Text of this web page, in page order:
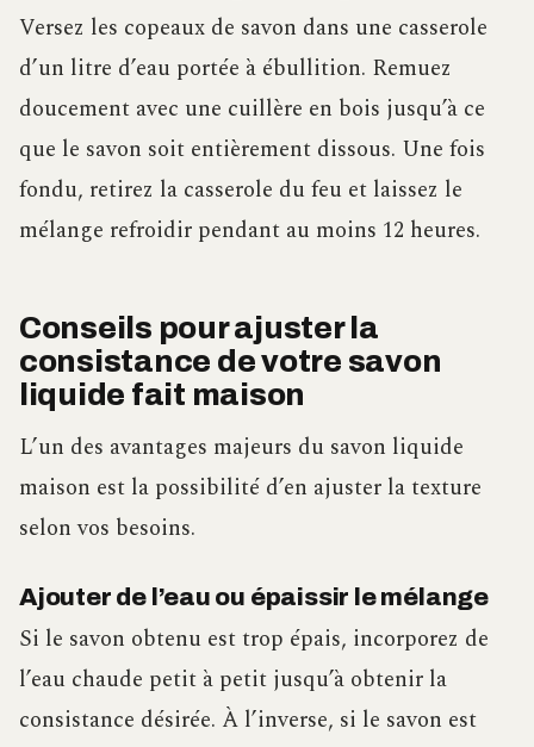
Versez les copeaux de savon dans une casserole
d’un litre d’eau portée à ébullition. Remuez
doucement avec une cuillère en bois jusqu’à ce
que le savon soit entièrement dissous. Une fois
fondu, retirez la casserole du feu et laissez le
mélange refroidir pendant au moins 12 heures.
Conseils pour ajuster la
consistance de votre savon
liquide fait maison
L’un des avantages majeurs du savon liquide
maison est la possibilité d’en ajuster la texture
selon vos besoins.
Ajouter de l’eau ou épaissir le mélange
Si le savon obtenu est trop épais, incorporez de
l’eau chaude petit à petit jusqu’à obtenir la
consistance désirée. À l’inverse, si le savon est